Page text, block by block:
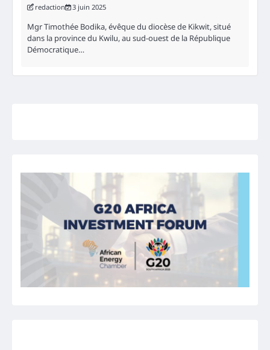
redaction 3 juin 2025
Mgr Timothée Bodika, évêque du diocèse de Kikwit, situé
dans la province du Kwilu, au sud-ouest de la République
Démocratique…